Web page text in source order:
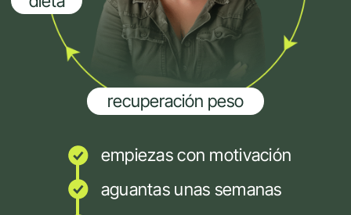
Es una combinación de varios
enfoques que trabajan juntos para
mejorar tu bienestar
NO ES UNA DIETA
en el día a día
Nutrición práctica